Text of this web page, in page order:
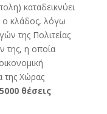
καταδεικνύει
ο κλάδος, λόγω
της Πολιτείας
της, η οποία
της Χώρας
θέσεις